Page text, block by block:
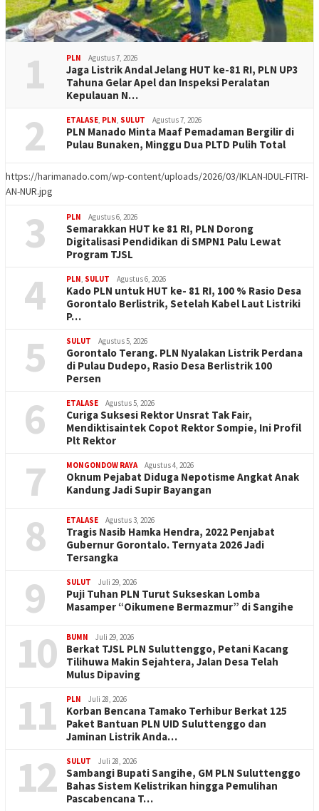
1 PLN Agustus 7, 2026
Jaga Listrik Andal Jelang HUT ke-81 RI, PLN UP3
Tahuna Gelar Apel dan Inspeksi Peralatan
Kepulauan N…
2 ETALASE, PLN, SULUT Agustus 7, 2026
PLN Manado Minta Maaf Pemadaman Bergilir di
Pulau Bunaken, Minggu Dua PLTD Pulih Total
https://harimanado.com/wp-content/uploads/2026/03/IKLAN-IDUL-FITRI-
AN-NUR.jpg
3 PLN Agustus 6, 2026
Semarakkan HUT ke 81 RI, PLN Dorong
Digitalisasi Pendidikan di SMPN1 Palu Lewat
Program TJSL
4 PLN, SULUT Agustus 6, 2026
Kado PLN untuk HUT ke- 81 RI, 100 % Rasio Desa
Gorontalo Berlistrik, Setelah Kabel Laut Listriki
P…
5 SULUT Agustus 5, 2026
Gorontalo Terang. PLN Nyalakan Listrik Perdana
di Pulau Dudepo, Rasio Desa Berlistrik 100
Persen
6 ETALASE Agustus 5, 2026
Curiga Suksesi Rektor Unsrat Tak Fair,
Mendiktisaintek Copot Rektor Sompie, Ini Profil
Plt Rektor
7 MONGONDOW RAYA Agustus 4, 2026
Oknum Pejabat Diduga Nepotisme Angkat Anak
Kandung Jadi Supir Bayangan
8 ETALASE Agustus 3, 2026
Tragis Nasib Hamka Hendra, 2022 Penjabat
Gubernur Gorontalo. Ternyata 2026 Jadi
Tersangka
9 SULUT Juli 29, 2026
Puji Tuhan PLN Turut Sukseskan Lomba
Masamper “Oikumene Bermazmur” di Sangihe
10 BUMN Juli 29, 2026
Berkat TJSL PLN Suluttenggo, Petani Kacang
Tilihuwa Makin Sejahtera, Jalan Desa Telah
Mulus Dipaving
11 PLN Juli 28, 2026
Korban Bencana Tamako Terhibur Berkat 125
Paket Bantuan PLN UID Suluttenggo dan
Jaminan Listrik Anda…
12 SULUT Juli 28, 2026
Sambangi Bupati Sangihe, GM PLN Suluttenggo
Bahas Sistem Kelistrikan hingga Pemulihan
Pascabencana T…